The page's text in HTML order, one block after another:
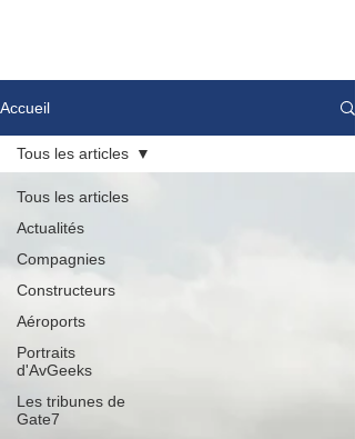
Accueil
Tous les articles
Actualités
Compagnies
Constructeurs
Aéroports
Portraits
d'AvGeeks
Les tribunes de
Gate7
Tous les articles